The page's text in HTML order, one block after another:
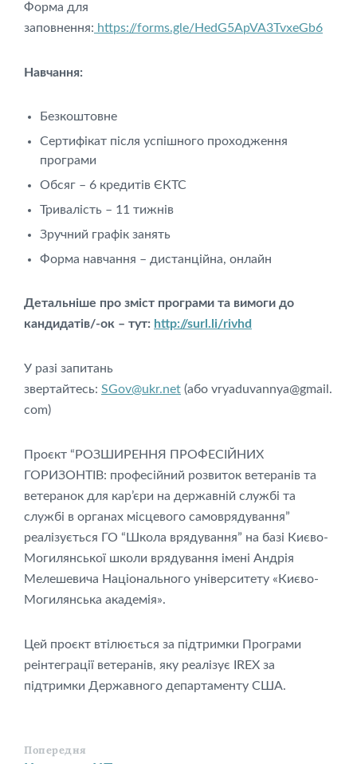
Форма для
заповнення: https://forms.gle/HedG5ApVA3TvxeGb6
Навчання:
Безкоштовне
Сертифікат після успішного проходження
програми
Обсяг – 6 кредитів ЄКТС
Тривалість – 11 тижнів
Зручний графік занять
Форма навчання – дистанційна, онлайн
Детальніше про зміст програми та вимоги до
кандидатів/-ок – тут: http://surl.li/rivhd
У разі запитань
звертайтесь: SGov@ukr.net (або vryaduvannya@gmail.
com)
Проєкт “РОЗШИРЕННЯ ПРОФЕСІЙНИХ
ГОРИЗОНТІВ: професійний розвиток ветеранів та
ветеранок для кар’єри на державній службі та
службі в органах місцевого самоврядування”
реалізується ГО “Школа врядування” на базі Києво-
Могилянської школи врядування імені Андрія
Мелешевича Національного університету «Києво-
Могилянська академія».
Цей проєкт втілюється за підтримки Програми
реінтеграції ветеранів, яку реалізує IREX за
підтримки Державного департаменту США.
Попередня